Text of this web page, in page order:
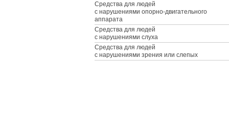
Средства для людей
с нарушениями опорно-двигательного
аппарата
Средства для людей
с нарушениями слуха
Средства для людей
с нарушениями зрения или слепых